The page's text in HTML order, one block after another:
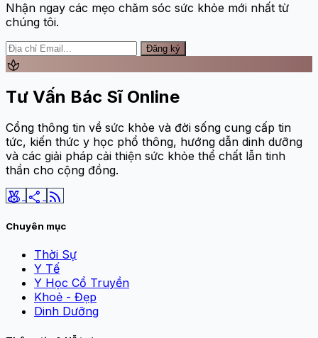
Nhận ngay các mẹo chăm sóc sức khỏe mới nhất từ
chúng tôi.
Đăng ký
spa
Tư Vấn Bác Sĩ Online
Cổng thông tin về sức khỏe và đời sống cung cấp tin
tức, kiến thức y học phổ thông, hướng dẫn dinh dưỡng
và các giải pháp cải thiện sức khỏe thể chất lẫn tinh
thần cho cộng đồng.
social_leaderboard share rss_feed
Chuyên mục
Thời Sự
Y Tế
Y Học Cổ Truyền
Khoẻ - Đẹp
Dinh Dưỡng